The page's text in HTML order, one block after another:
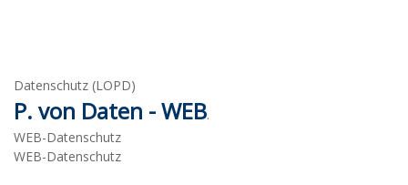
Datenschutz (LOPD)
P. von Daten - WEB.
WEB-Datenschutz
WEB-Datenschutz